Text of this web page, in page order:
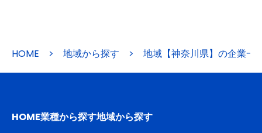
HOME > 地域から探す > 地域【神奈川県】の企業一
HOME業種から探す地域から探す